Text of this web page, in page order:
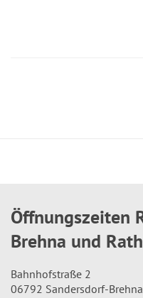
Öffnungszeiten
Brehna und
Bahnhofstraße 2
06792 Sandersdorf-Brehna